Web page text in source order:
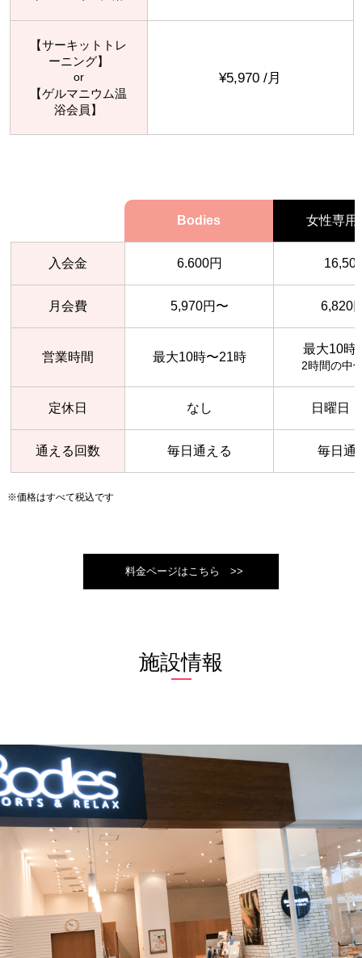
【サーキットトレ
ーニング】
or
【ゲルマニウム温
浴会員】
¥5,970 /月
Bodies 女性専用
入会金 6.600円
月会費 5,970円〜 6,820
営業時間 最大10時〜21時
最大10時
2時間の中
定休日 なし 日曜日
通える回数 毎日通える 毎日通
※価格はすべて税込です
料金ページはこちら >>
施設情報